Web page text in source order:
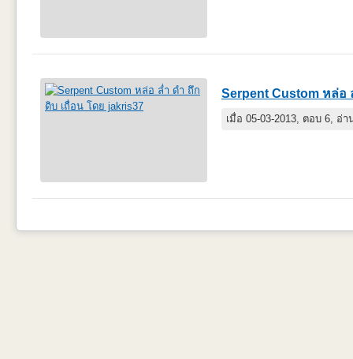
Serpent Custom หล่อ
เมื่อ 05-03-2013, ตอบ 6, อ่า